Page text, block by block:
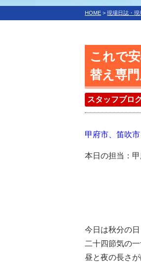
HOME > 現場日誌・現
これで
替え専
スタッフブロ
甲府市、笛吹
本日の担当：
今日は秋分の日
二十四節気の
昼と夜の長さが